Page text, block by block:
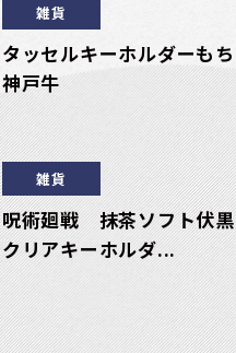
雑貨
タッセルキーホルダーもち
神戸牛
雑貨
呪術廻戦 抹茶ソフト伏黒
クリアキーホルダ...